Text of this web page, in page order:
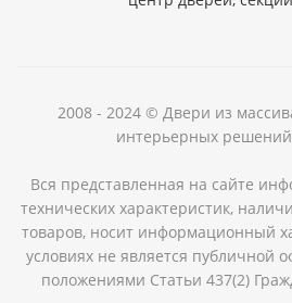
2008 - 2024 © Двери из
интерьерных
Вся представленная на сайте
технических характеристик,
товаров, носит информационный
условиях не является публичной
положениями Статьи 437(2)